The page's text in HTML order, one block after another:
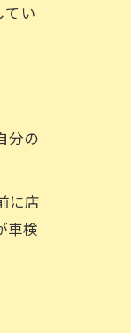
てい
分の
に店
車検